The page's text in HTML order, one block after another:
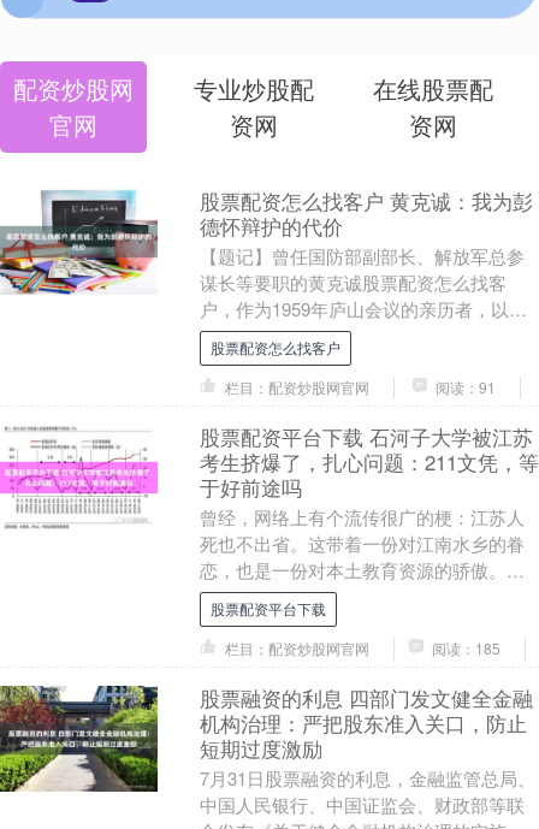
配资炒股网
官网
专业炒股配
资网
在线股票配
资网
股票配资怎么找客户 黄克诚：我为彭
德怀辩护的代价
【题记】曾任国防部副部长、解放军总参
谋长等要职的黄克诚股票配资怎么找客
户，作为1959年庐山会议的亲历者，以第
一视角披露了会议从“纠左”急转为“反右”的
内幕，坦....
股票配资怎么找客户
栏目：配资炒股网官网
阅读：91
股票配资平台下载 石河子大学被江苏
考生挤爆了，扎心问题：211文凭，等
于好前途吗
曾经，网络上有个流传很广的梗：江苏人
死也不出省。这带着一份对江南水乡的眷
恋，也是一份对本土教育资源的骄傲。然
而股票配资平台下载，今年新疆石河子大
学的录取分数线出....
股票配资平台下载
栏目：配资炒股网官网
阅读：185
股票融资的利息 四部门发文健全金融
机构治理：严把股东准入关口，防止
短期过度激励
7月31日股票融资的利息，金融监管总局、
中国人民银行、中国证监会、财政部等联